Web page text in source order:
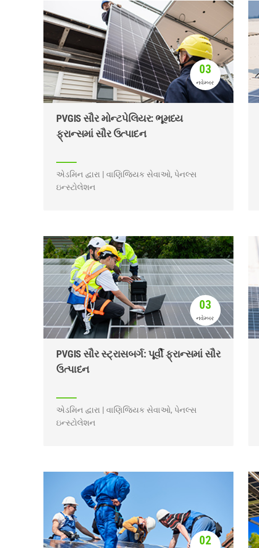
03
નવેમ્બર
PVGIS સૌર મોન્ટપેલિયર: ભૂમધ્ય
ફ્રાન્સમાં સૌર ઉત્પાદન
એડમિન દ્વારા | વાણિજ્યિક સેવાઓ, પેનલ્સ
ઇન્સ્ટોલેશન
03
નવેમ્બર
PVGIS સૌર સ્ટ્રાસબર્ગ: પૂર્વી ફ્રાન્સમાં સૌર
ઉત્પાદન
એડમિન દ્વારા | વાણિજ્યિક સેવાઓ, પેનલ્સ
ઇન્સ્ટોલેશન
02